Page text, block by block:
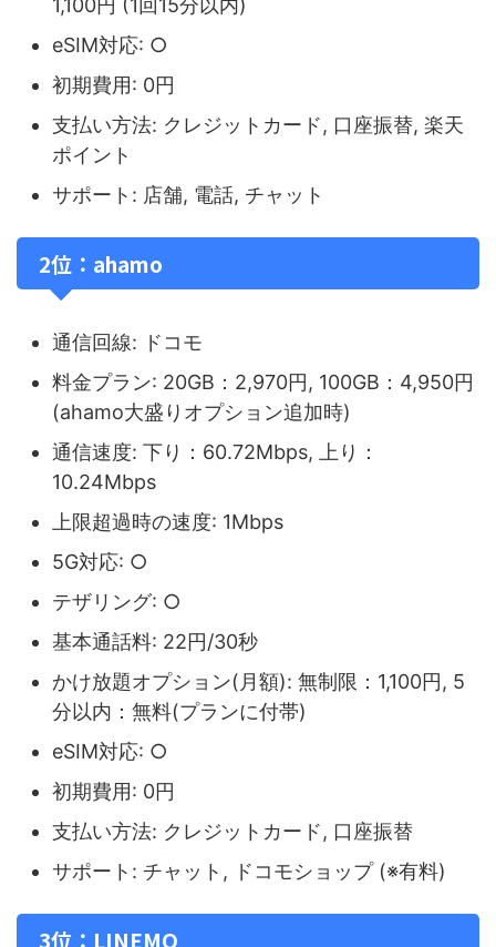
1,100円 (1回15分以内)
eSIM対応: ○
初期費用: 0円
支払い方法: クレジットカード, 口座振替, 楽天
ポイント
サポート: 店舗, 電話, チャット
2位：ahamo
通信回線: ドコモ
料金プラン: 20GB：2,970円, 100GB：4,950円
(ahamo大盛りオプション追加時)
通信速度: 下り：60.72Mbps, 上り：
10.24Mbps
上限超過時の速度: 1Mbps
5G対応: ○
テザリング: ○
基本通話料: 22円/30秒
かけ放題オプション(月額): 無制限：1,100円, 5
分以内：無料(プランに付帯)
eSIM対応: ○
初期費用: 0円
支払い方法: クレジットカード, 口座振替
サポート: チャット, ドコモショップ (※有料)
3位：LINEMO